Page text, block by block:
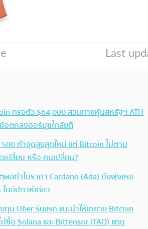
ทรงตัว $64,000 สวนทางหุ้นสหรัฐฯ ATH
อตกลงฮอร์มุซใกล้ยุติ
500 ทำจุดสูงสุดใหม่ แต่ Bitcoin ไม่ตาม
เปลี่ยน หรือ คนเปลี่ยน?
ผลทำไมราคา Cardano (Ada) ถึงพุ่งแรง
ในสัปดาห์เดียว
ทุน Uber รุ่นแรก แนะนำให้เทขาย Bitcoin
ซื้อ Solana และ Bittensor (TAO) แทน